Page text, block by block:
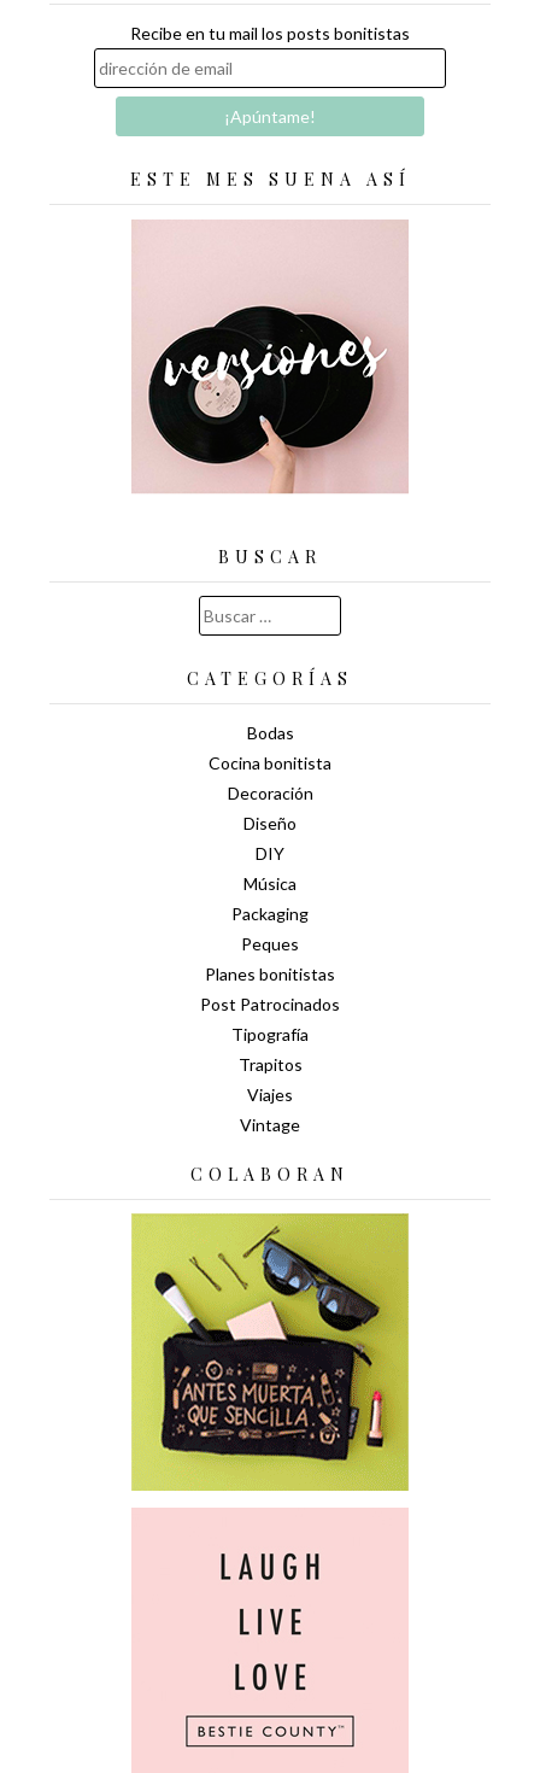
Recibe en tu mail los posts bonitistas
ESTE MES SUENA ASÍ
BUSCAR
Buscar:
CATEGORÍAS
Bodas
Cocina bonitista
Decoración
Diseño
DIY
Música
Packaging
Peques
Planes bonitistas
Post Patrocinados
Tipografía
Trapitos
Viajes
Vintage
COLABORAN